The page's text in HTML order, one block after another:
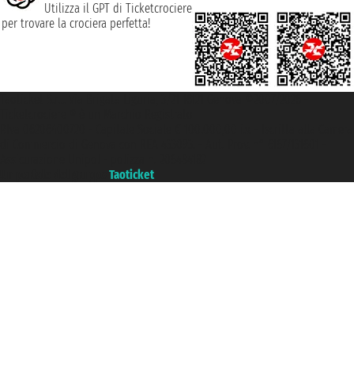
Utilizza il GPT di Ticketcrociere
per trovare la crociera perfetta!
Taoticket